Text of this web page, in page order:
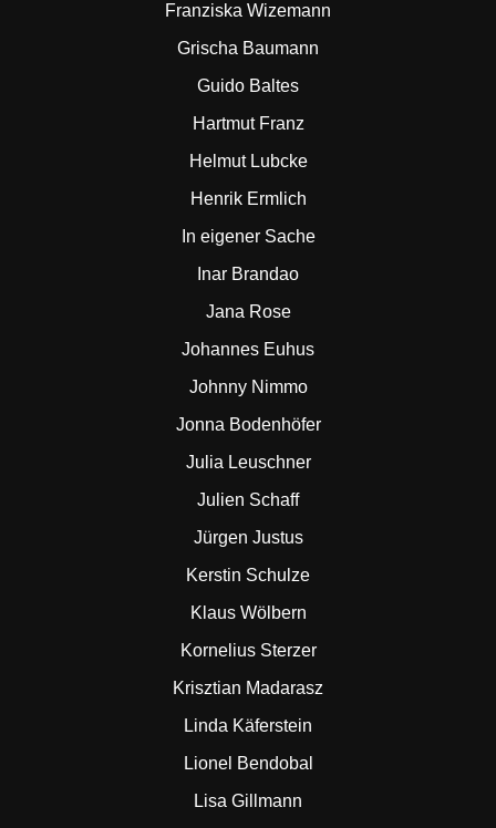
Franziska Wizemann
Grischa Baumann
Guido Baltes
Hartmut Franz
Helmut Lubcke
Henrik Ermlich
In eigener Sache
Inar Brandao
Jana Rose
Johannes Euhus
Johnny Nimmo
Jonna Bodenhöfer
Julia Leuschner
Julien Schaff
Jürgen Justus
Kerstin Schulze
Klaus Wölbern
Kornelius Sterzer
Krisztian Madarasz
Linda Käferstein
Lionel Bendobal
Lisa Gillmann